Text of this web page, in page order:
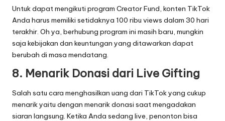
Untuk dapat mengikuti program Creator Fund, konten TikTok
Anda harus memiliki setidaknya 100 ribu views dalam 30 hari
terakhir. Oh ya, berhubung program ini masih baru, mungkin
saja kebijakan dan keuntungan yang ditawarkan dapat
berubah di masa mendatang.
8. Menarik Donasi dari Live Gifting
Salah satu cara menghasilkan uang dari TikTok yang cukup
menarik yaitu dengan menarik donasi saat mengadakan
siaran langsung. Ketika Anda sedang live, penonton bisa